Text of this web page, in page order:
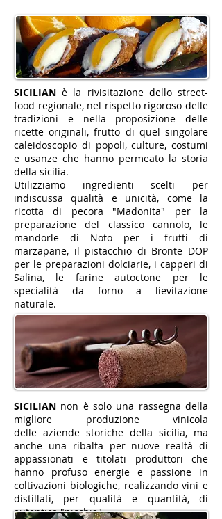
SICILIAN è la rivisitazione dello street-
food regionale, nel rispetto rigoroso delle
tradizioni e nella proposizione delle
ricette originali, frutto di quel singolare
caleidoscopio di popoli, culture, costumi
e usanze che hanno permeato la storia
della sicilia.
Utilizziamo ingredienti scelti per
indiscussa qualità e unicità, come la
ricotta di pecora "Madonita" per la
preparazione del classico cannolo, le
mandorle di Noto per i frutti di
marzapane, il pistacchio di Bronte DOP
per le preparazioni dolciarie, i capperi di
Salina, le farine autoctone per le
specialità da forno a lievitazione
naturale.
SICILIAN non è solo una rassegna della
migliore produzione vinicola
delle aziende storiche della sicilia, ma
anche una ribalta per nuove realtà di
appassionati e titolati produttori che
hanno profuso energie e passione in
coltivazioni biologiche, realizzando vini e
distillati, per qualità e quantità, di
autentica "nicchia".